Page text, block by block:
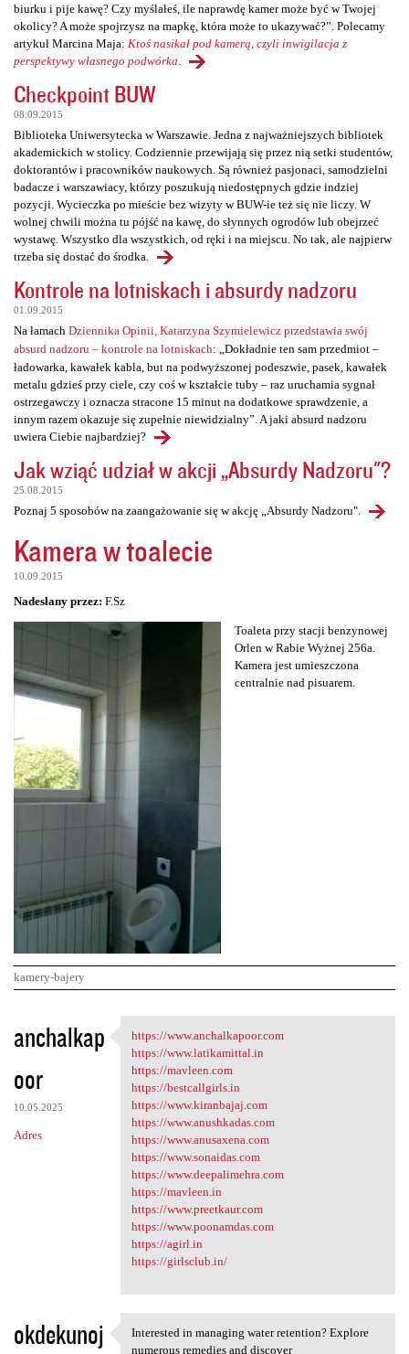
biurku i pije kawę? Czy myślałeś, ile naprawdę kamer może być w Twojej
okolicy? A może spojrzysz na mapkę, która może to ukazywać?”. Polecamy
artykuł Marcina Maja: Ktoś nasikał pod kamerą, czyli inwigilacja z
perspektywy własnego podwórka
Checkpoint BUW
08.09.2015
Biblioteka Uniwersytecka w Warszawie. Jedna z najważniejszych bibliotek
akademickich w stolicy. Codziennie przewijają się przez nią setki studentów,
doktorantów i pracowników naukowych. Są również pasjonaci, samodzielni
badacze i warszawiacy, którzy poszukują niedostępnych gdzie indziej
pozycji. Wycieczka po mieście bez wizyty w BUW-ie też się nie liczy. W
wolnej chwili można tu pójść na kawę, do słynnych ogrodów lub obejrzeć
wystawę. Wszystko dla wszystkich, od ręki i na miejscu. No tak, ale najpierw
trzeba się dostać do środka.
Kontrole na lotniskach i absurdy nadzoru
01.09.2015
Na łamach Dziennika Opinii, Katarzyna Szymielewicz przedstawia swój
absurd nadzoru – kontrole na lotniskach: „Dokładnie ten sam przedmiot –
ładowarka, kawałek kabla, but na podwyższonej podeszwie, pasek, kawałek
metalu gdzieś przy ciele, czy coś w kształcie tuby – raz uruchamia sygnał
ostrzegawczy i oznacza stracone 15 minut na dodatkowe sprawdzenie, a
innym razem okazuje się zupełnie niewidzialny”. A jaki absurd nadzoru
uwiera Ciebie najbardziej?
Jak wziąć udział w akcji „Absurdy Nadzoru"?
25.08.2015
Poznaj 5 sposobów na zaangażowanie się w akcję „Absurdy Nadzoru".
Kamera w toalecie
10.09.2015
Nadesłany przez: F.Sz
Toaleta przy stacji benzynowej
Orlen w Rabie Wyżnej 256a.
Kamera jest umieszczona
centralnie nad pisuarem.
kamery-bajery
K
o
m
e
n
anchalkap
oor
10.05.2025
Adres
https://www.anchalkapoor.com
https://www.anchalkapoor.com
https://www.latikamittal.in
https://mavleen.com
https://bestcallgirls.in
https://www.kiranbajaj.com
https://www.anushkadas.com
https://www.anusaxena.com
https://www.sonaidas.com
https://www.deepalimehra.com
https://mavleen.in
https://www.preetkaur.com
https://www.poonamdas.com
https://agirl.in
https://girlsclub.in/
okdekunoj Interested in managing water
Interested in managing water retention? Explore
numerous remedies and discover